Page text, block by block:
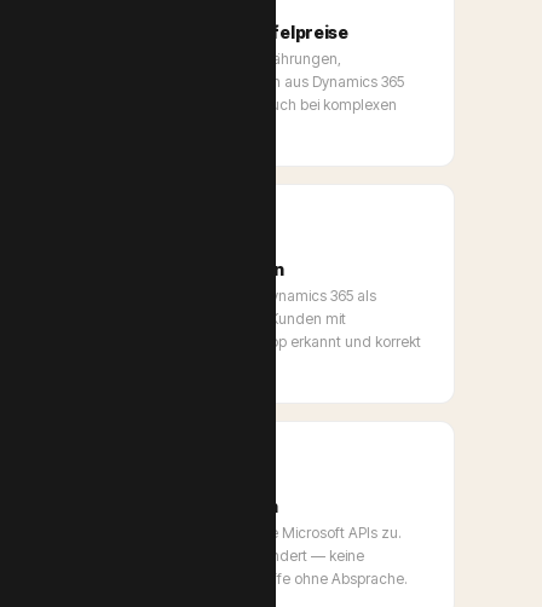
Debitorenpreisgruppen & Staffelpreise
Debitorenpreisgruppen, Staffelpreise, Währungen,
Gültigkeitszeiträume und Rabattgruppen aus Dynamics 365
werden 1:1 in den Shop übertragen — auch bei komplexen
Kundenstamm-Synchronisation
Neukunden aus dem Shop werden in Dynamics 365 als
Debitoren angelegt. Bestehende D365-Kunden mit
individuellen Konditionen werden im Shop erkannt und korrekt
0 Dynamics 365 Modifikationen
Wir greifen ausschliesslich über offizielle Microsoft APIs zu.
Das D365-System selbst wird nicht verändert — keine
Custom-Extensions, keine Systemeingriffe ohne Absprache.